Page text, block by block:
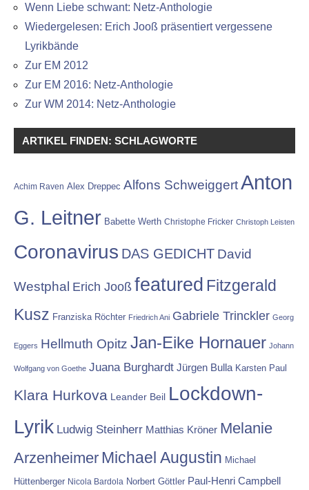
Wenn Liebe schwant: Netz-Anthologie
Wiedergelesen: Erich Jooß präsentiert vergessene
Lyrikbände
Zur EM 2012
Zur EM 2016: Netz-Anthologie
Zur WM 2014: Netz-Anthologie
ARTIKEL FINDEN: SCHLAGWORTE
Achim Raven Alex Dreppec Alfons SchweiggertAnton
G. Leitner Babette Werth Christophe Fricker Christoph Leisten
Coronavirus DAS GEDICHT David
Westphal Erich Jooß featured Fitzgerald
Kusz Franziska Röchter Friedrich Ani Gabriele Trinckler Georg
Eggers Hellmuth Opitz Jan-Eike Hornauer Johann
Wolfgang von Goethe Juana Burghardt Jürgen Bulla Karsten Paul
Klara Hurkova Leander Beil Lockdown-
Lyrik Ludwig Steinherr Matthias Kröner Melanie
Arzenheimer Michael Augustin Michael
Hüttenberger Nicola Bardola Norbert Göttler Paul-Henri Campbell